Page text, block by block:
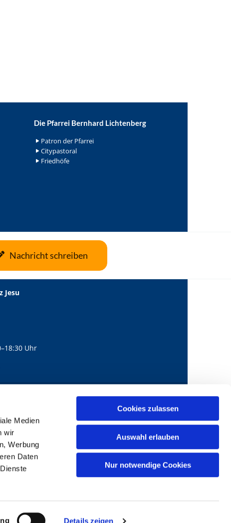
Medien
wir
Werbung
Daten
Details zeigen
Cookies zulassen
Auswahl erlauben
Nur notwendige Cookies
Die Pfarrei Bernhard Lichtenberg
Patron der Pfarrei
Citypastoral
Friedhöfe
Nachricht schreiben
Jesu
Uhr
mail@bernhard-lichtenberg.berlin